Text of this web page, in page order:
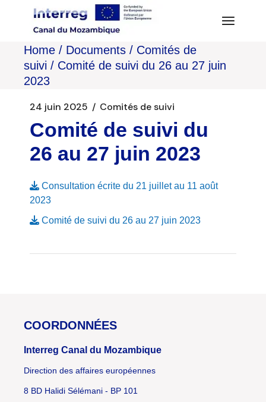
Home Documents
Comités de
suivi
Comité de suivi du 26 au 27 juin
2023
24 juin 2025 Comités de suivi
Comité de suivi du
26 au 27 juin 2023
Consultation écrite du 21 juillet au 11 août
2023
Comité de suivi du 26 au 27 juin 2023
COORDONNÉES
Interreg Canal du Mozambique
Direction des affaires européennes
8 BD Halidi Sélémani - BP 101